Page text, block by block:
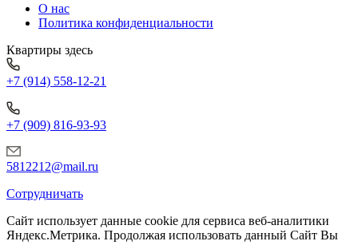
О нас
Политика конфиденциальности
Квартиры здесь
+7 (914) 558-12-21
+7 (909) 816-93-93
5812212@mail.ru
Сотрудничать
Сайт использует данные cookie для сервиса веб-аналитики
Яндекс.Метрика. Продолжая использовать данный Сайт Вы